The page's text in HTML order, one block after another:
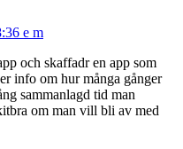
e m
och skaffadr en app som
info om hur många gånger
sammanlagd tid man
om man vill bli av med